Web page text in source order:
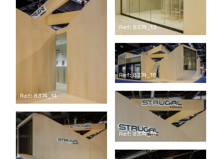
Ref: 8374_13
Ref: 8374_14
Ref: 8374_15
Ref: 8374_16